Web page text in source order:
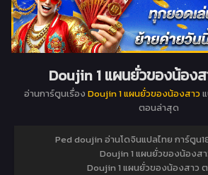
Doujin 1 แผนยั่วของน้อง
อ่านการ์ตูนเรื่อง Doujin 1 แผนยั่วของน้องสาว
ตอนล่าสุด
Ped doujin อ่านโดจินแปลไทย การ์ตูน
Doujin 1 แผนยั่วของน้องส
Doujin 1 แผนยั่วของน้องสาว